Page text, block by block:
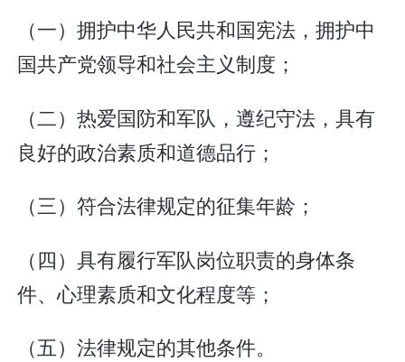
（一）拥护中华人民共和国宪法，拥护中
国共产党领导和社会主义制度；
（二）热爱国防和军队，遵纪守法，具有
良好的政治素质和道德品行；
（三）符合法律规定的征集年龄；
（四）具有履行军队岗位职责的身体条
件、心理素质和文化程度等；
（五）法律规定的其他条件。